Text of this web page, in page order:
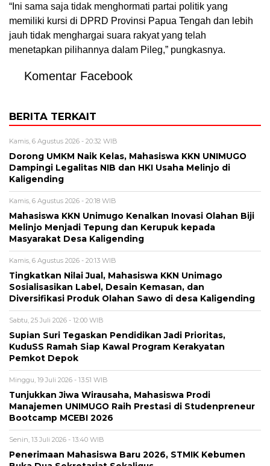
“Ini sama saja tidak menghormati partai politik yang
memiliki kursi di DPRD Provinsi Papua Tengah dan lebih
jauh tidak menghargai suara rakyat yang telah
menetapkan pilihannya dalam Pileg,” pungkasnya.
Komentar Facebook
BERITA TERKAIT
Kamis, 6 Agustus 2026 - 20:32 WIB
Dorong UMKM Naik Kelas, Mahasiswa KKN UNIMUGO
Dampingi Legalitas NIB dan HKI Usaha Melinjo di
Kaligending
Kamis, 6 Agustus 2026 - 20:18 WIB
Mahasiswa KKN Unimugo Kenalkan Inovasi Olahan Biji
Melinjo Menjadi Tepung dan Kerupuk kepada
Masyarakat Desa Kaligending
Kamis, 6 Agustus 2026 - 20:13 WIB
Tingkatkan Nilai Jual, Mahasiswa KKN Unimago
Sosialisasikan Label, Desain Kemasan, dan
Diversifikasi Produk Olahan Sawo di desa Kaligending
Sabtu, 25 Juli 2026 - 12:00 WIB
Supian Suri Tegaskan Pendidikan Jadi Prioritas,
KuduSS Ramah Siap Kawal Program Kerakyatan
Pemkot Depok
Minggu, 19 Juli 2026 - 13:51 WIB
Tunjukkan Jiwa Wirausaha, Mahasiswa Prodi
Manajemen UNIMUGO Raih Prestasi di Studenpreneur
Bootcamp MCEBI 2026
Senin, 13 Juli 2026 - 13:40 WIB
Penerimaan Mahasiswa Baru 2026, STMIK Kebumen